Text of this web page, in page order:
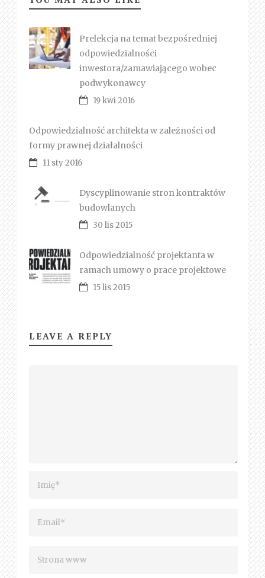
Prelekcja na temat bezpośredniej
odpowiedzialności
inwestora/zamawiającego wobec
podwykonawcy
19 kwi 2016
Odpowiedzialność architekta w zależności od
formy prawnej działalności
11 sty 2016
Dyscyplinowanie stron kontraktów
budowlanych
30 lis 2015
Odpowiedzialność projektanta w
ramach umowy o prace projektowe
15 lis 2015
LEAVE A REPLY